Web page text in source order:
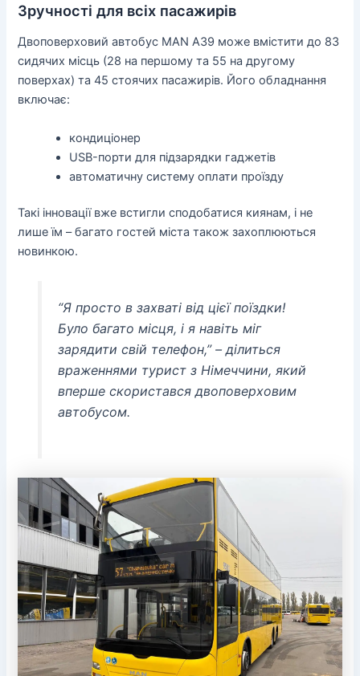
Зручності для всіх пасажирів
Двоповерховий автобус MAN A39 може вмістити до 83
сидячих місць (28 на першому та 55 на другому
поверхах) та 45 стоячих пасажирів. Його обладнання
включає:
кондиціонер
USB-порти для підзарядки гаджетів
автоматичну систему оплати проїзду
Такі інновації вже встигли сподобатися киянам, і не
лише їм – багато гостей міста також захоплюються
новинкою.
“Я просто в захваті від цієї поїздки!
Було багато місця, і я навіть міг
зарядити свій телефон,” – ділиться
враженнями турист з Німеччини, який
вперше скористався двоповерховим
автобусом.